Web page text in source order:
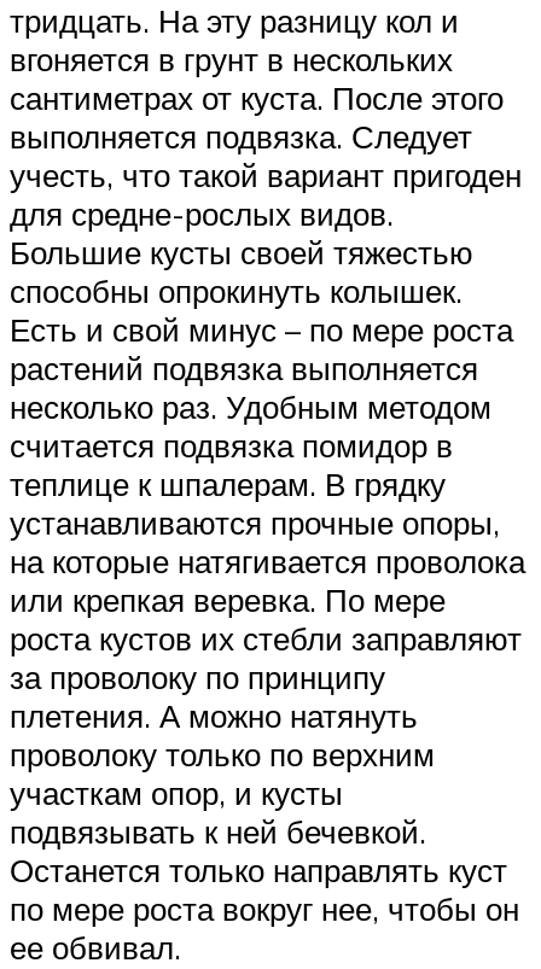
тридцать. На эту разницу кол и
вгоняется в грунт в нескольких
сантиметрах от куста. После этого
выполняется подвязка. Следует
учесть, что такой вариант пригоден
для средне-рослых видов.
Большие кусты своей тяжестью
способны опрокинуть колышек.
Есть и свой минус – по мере роста
растений подвязка выполняется
несколько раз. Удобным методом
считается подвязка помидор в
теплице к шпалерам. В грядку
устанавливаются прочные опоры,
на которые натягивается проволока
или крепкая веревка. По мере
роста кустов их стебли заправляют
за проволоку по принципу
плетения. А можно натянуть
проволоку только по верхним
участкам опор, и кусты
подвязывать к ней бечевкой.
Останется только направлять куст
по мере роста вокруг нее, чтобы он
ее обвивал.